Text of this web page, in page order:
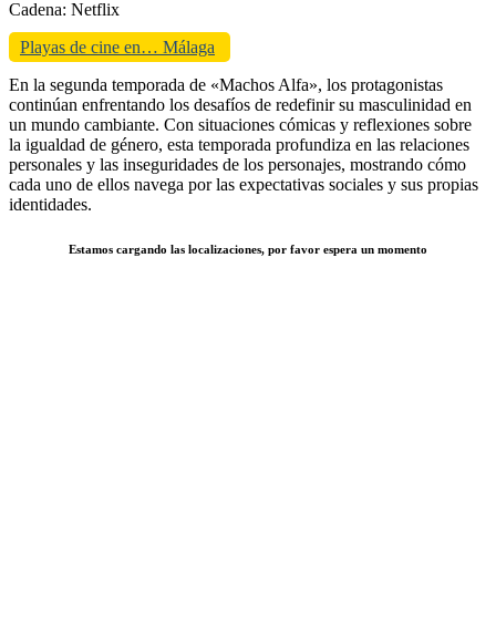
Cadena: Netflix
Playas de cine en… Málaga
En la segunda temporada de «Machos Alfa», los protagonistas
continúan enfrentando los desafíos de redefinir su masculinidad en
un mundo cambiante. Con situaciones cómicas y reflexiones sobre
la igualdad de género, esta temporada profundiza en las relaciones
personales y las inseguridades de los personajes, mostrando cómo
cada uno de ellos navega por las expectativas sociales y sus propias
identidades.
Estamos cargando las localizaciones, por favor espera un momento